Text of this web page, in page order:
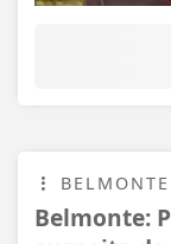
BELMONTE
Belmonte: